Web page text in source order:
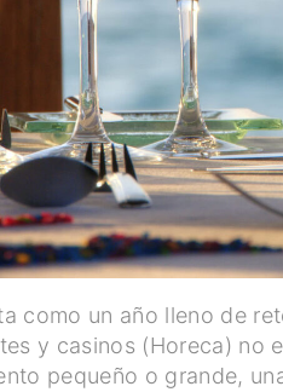
como un año lleno de
y casinos (Horeca) no
pequeño o grande,